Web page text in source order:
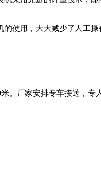
使用，大大减少了人工操
厂家安排专车接送，专